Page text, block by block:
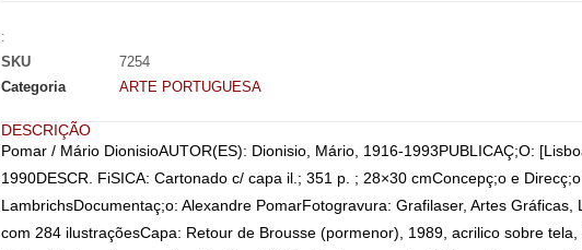
:
SKU
7254
Categoria
ARTE PORTUGUESA
DESCRIÇÃO
Pomar / Mário DionisioAUTOR(ES): Dionisio, Mário, 1916-1993PUBLICAÇ;O:
1990DESCR. FiSICA: Cartonado c/ capa il.; 351 p. ; 28×30 cmConcepç;o e
LambrichsDocumentaç;o: Alexandre PomarFotogravura: Grafilaser, Artes Gráficas,
com 284 ilustraçõesCapa: Retour de Brousse (pormenor), 1989, acrilico sobre tela,